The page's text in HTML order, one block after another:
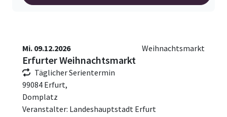
Mi. 09.12.2026 Weihnachtsmarkt
Erfurter Weihnachtsmarkt
Täglicher Serientermin
99084 Erfurt,
Domplatz
Veranstalter: Landeshauptstadt Erfurt